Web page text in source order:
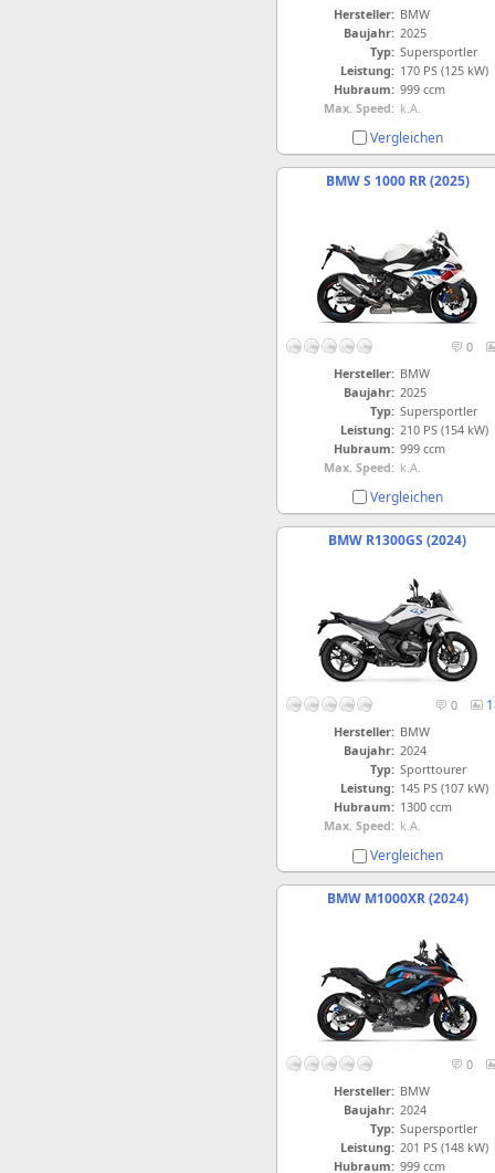
Hersteller: BMW
Baujahr: 2025
Typ: Supersportler
Leistung: 170 PS (125 kW)
Hubraum: 999 ccm
Max. Speed: k.A.
Vergleichen
BMW S 1000 RR (2025)
0
Hersteller: BMW
Baujahr: 2025
Typ: Supersportler
Leistung: 210 PS (154 kW)
Hubraum: 999 ccm
Max. Speed: k.A.
Vergleichen
BMW R1300GS (2024)
0
Hersteller: BMW
Baujahr: 2024
Typ: Sporttourer
Leistung: 145 PS (107 kW)
Hubraum: 1300 ccm
Max. Speed: k.A.
Vergleichen
BMW M1000XR (2024)
0
Hersteller: BMW
Baujahr: 2024
Typ: Supersportler
Leistung: 201 PS (148 kW)
Hubraum: 999 ccm